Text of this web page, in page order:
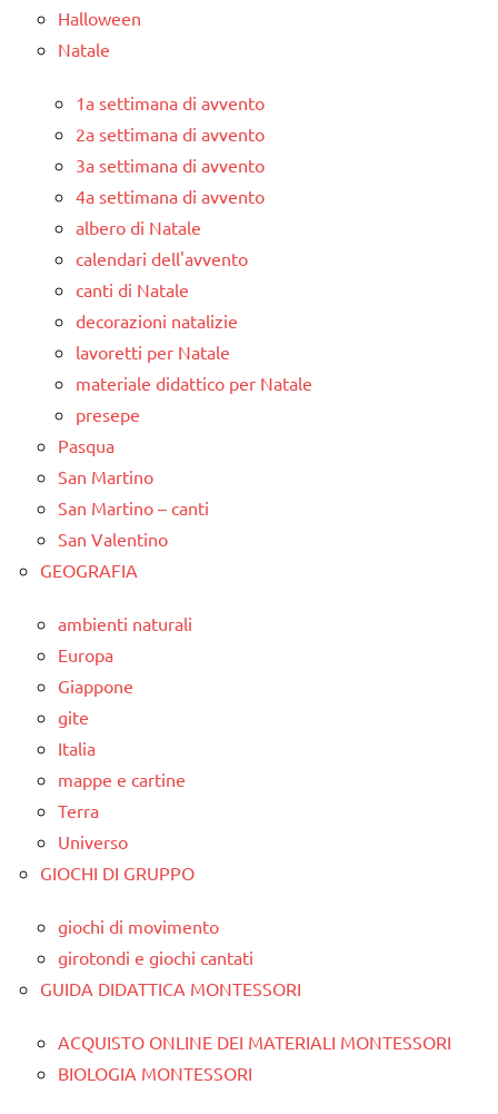
Halloween
Natale
1a settimana di avvento
2a settimana di avvento
3a settimana di avvento
4a settimana di avvento
albero di Natale
calendari dell'avvento
canti di Natale
decorazioni natalizie
lavoretti per Natale
materiale didattico per Natale
presepe
Pasqua
San Martino
San Martino – canti
San Valentino
GEOGRAFIA
ambienti naturali
Europa
Giappone
gite
Italia
mappe e cartine
Terra
Universo
GIOCHI DI GRUPPO
giochi di movimento
girotondi e giochi cantati
GUIDA DIDATTICA MONTESSORI
ACQUISTO ONLINE DEI MATERIALI MONTESSORI
BIOLOGIA MONTESSORI